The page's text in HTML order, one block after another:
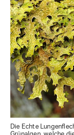
Die Echte